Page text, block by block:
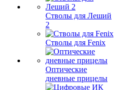
Стволы для Леший
2
Стволы для Fenix
Оптические
дневные прицелы